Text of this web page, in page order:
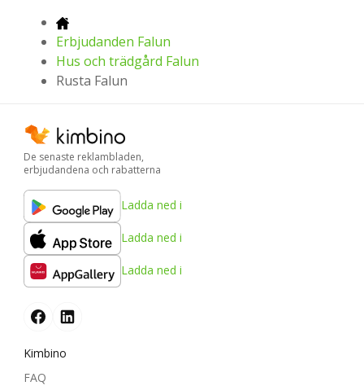
Erbjudanden Falun
Hus och trädgård Falun
Rusta Falun
De senaste reklambladen,
erbjudandena och rabatterna
Ladda ned i
Ladda ned i
Ladda ned i
Kimbino
FAQ